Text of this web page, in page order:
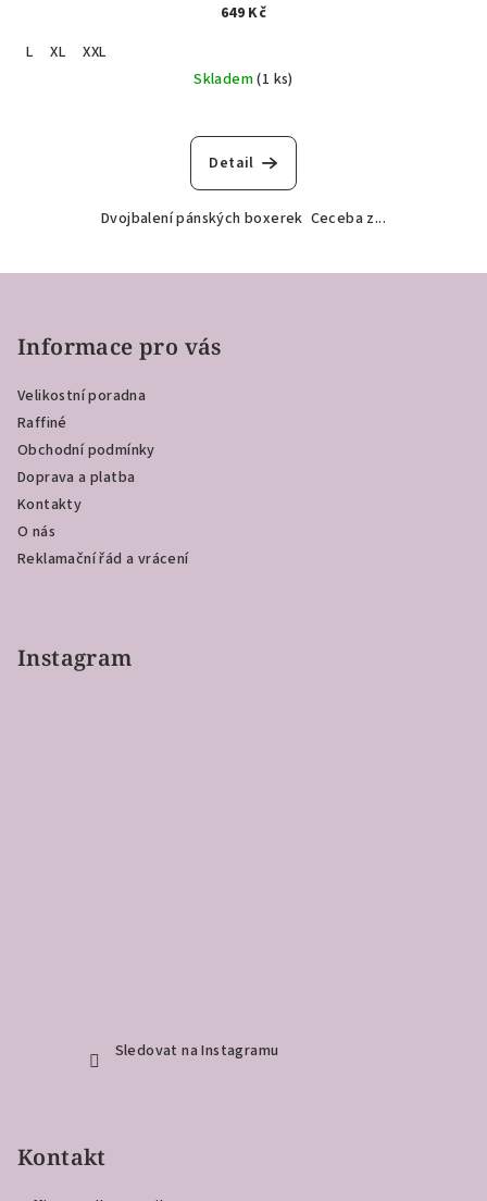
649 Kč
L
XL
XXL
Skladem(1 ks)
Detail
Dvojbalení pánských boxerek Ceceba z...
Informace pro vás
Velikostní poradna
Raffiné
Obchodní podmínky
Doprava a platba
Kontakty
O nás
Reklamační řád a vrácení
Instagram
Sledovat na Instagramu
Kontakt